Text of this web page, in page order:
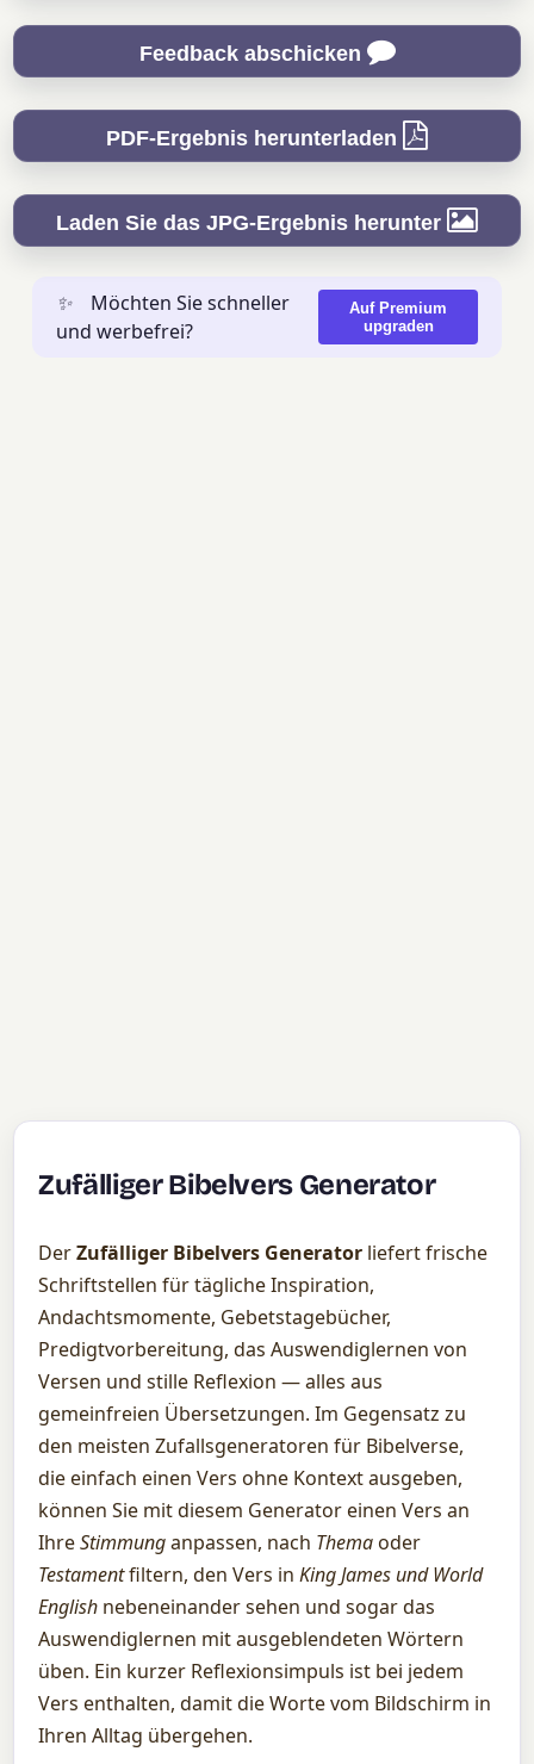
Feedback abschicken
PDF-Ergebnis herunterladen
Laden Sie das JPG-Ergebnis herunter
✨
Möchten Sie schneller
und werbefrei?
Auf Premium
upgraden
Zufälliger Bibelvers Generator
DerZufälliger Bibelvers Generator liefert frische
Schriftstellen für tägliche Inspiration,
Andachtsmomente, Gebetstagebücher,
Predigtvorbereitung, das Auswendiglernen von
Versen und stille Reflexion — alles aus
gemeinfreien Übersetzungen. Im Gegensatz zu
den meisten Zufallsgeneratoren für Bibelverse,
die einfach einen Vers ohne Kontext ausgeben,
können Sie mit diesem Generator einen Vers an
IhreStimmunganpassen, nach Themaoder
Testamentfiltern, den Vers inKing James und World
English nebeneinander sehen und sogar das
Auswendiglernen mit ausgeblendeten Wörtern
üben. Ein kurzer Reflexionsimpuls ist bei jedem
Vers enthalten, damit die Worte vom Bildschirm in
Ihren Alltag übergehen.